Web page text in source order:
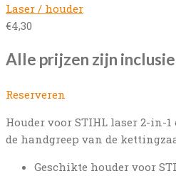
Laser / houder
€4,30
Alle prijzen zijn
Reserveren
Houder voor STIHL laser 2-in-
de handgreep van de
Geschikte houder voor